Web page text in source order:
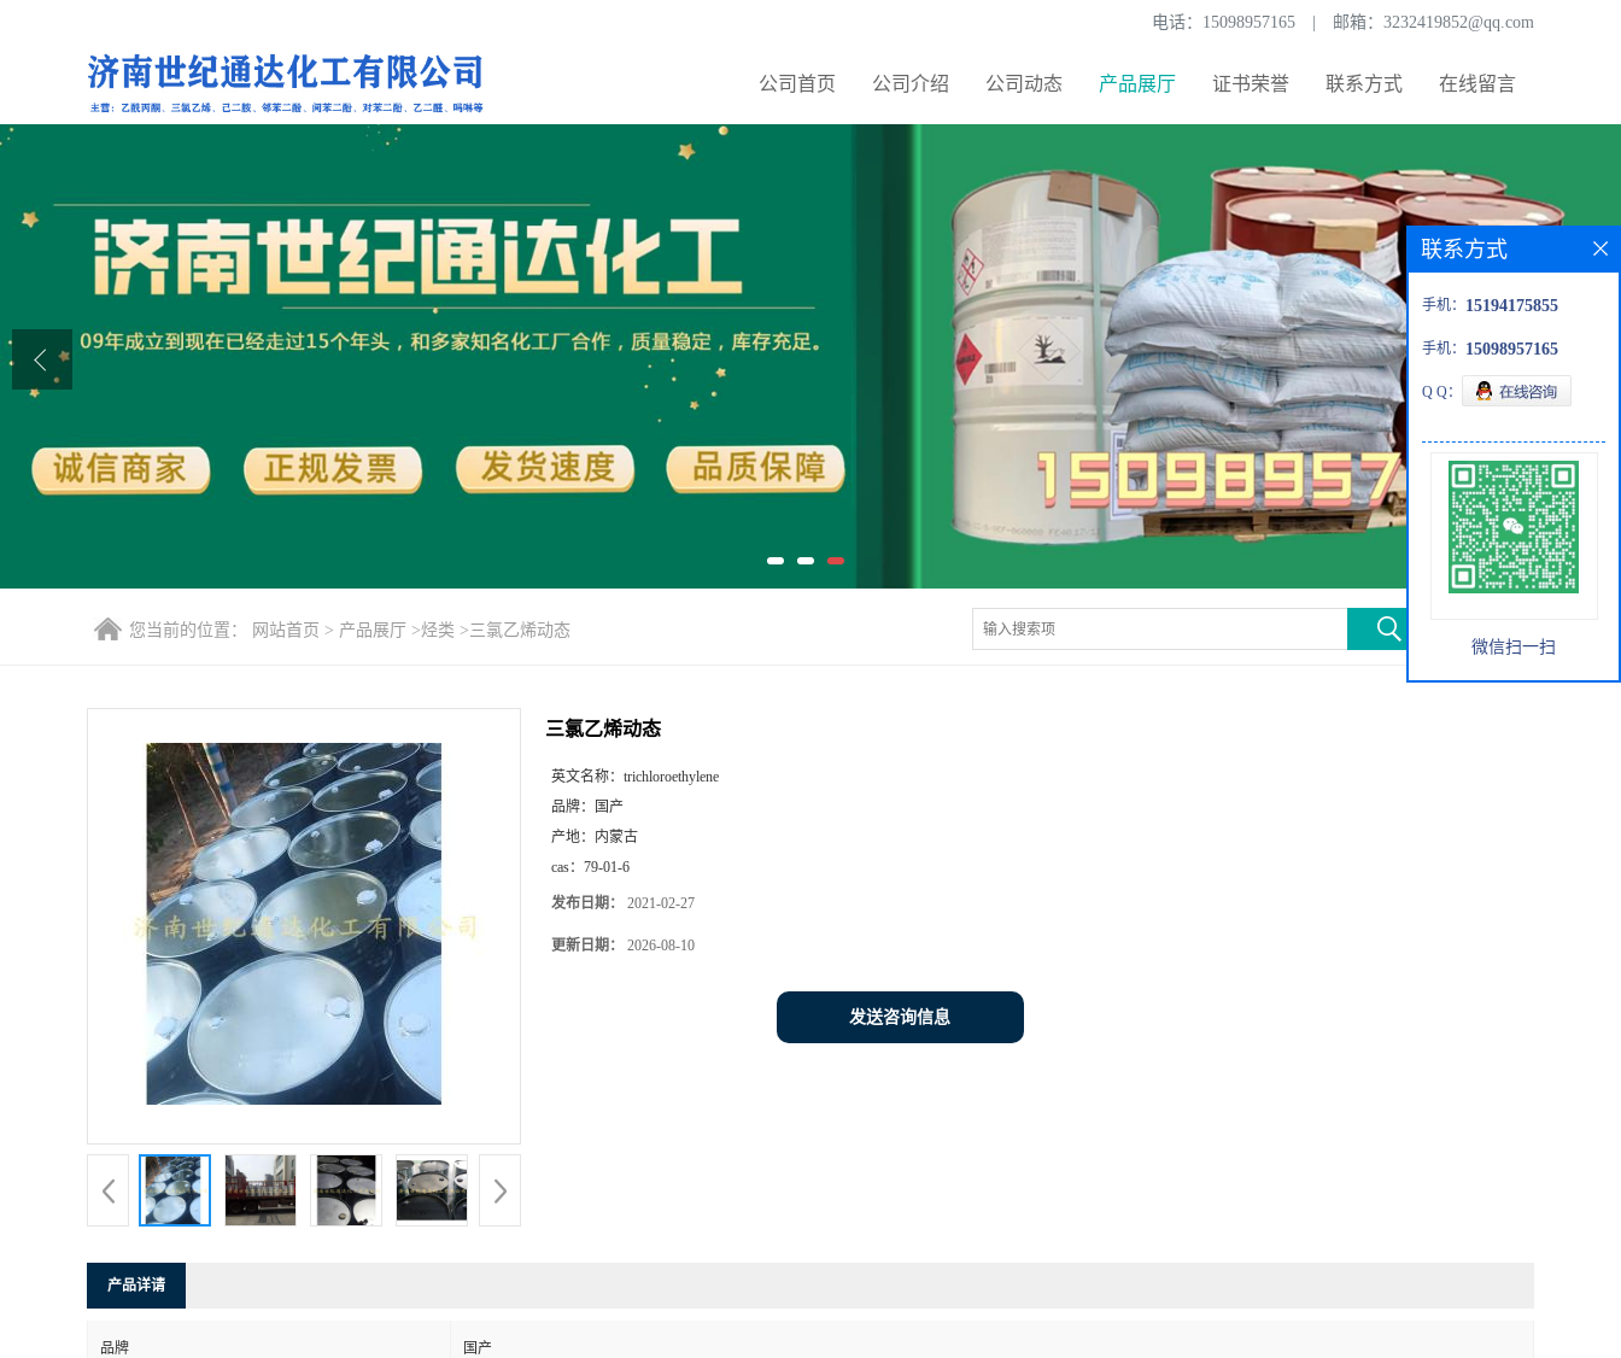
电话： 15098957165 邮箱： 3232419852@qq.com
公司首页 公司介绍 公司动态 产品展厅 证书荣誉 联系方式 在线留言
公司首页
产品展厅
联系方式
您当前的位置： 网站首页 > 产品展厅 >烃类 >三氯乙烯动态
三氯乙烯动态
英文名称： trichloroethylene
品牌：
国产
产地：
内蒙古
cas： 79-01-6
发布日期： 2021-02-27
更新日期： 2026-08-10
发送咨询信息
产品详请
品牌 国产
联系方式
手机： 15194175855
手机： 15098957165
Q Q：
微信扫一扫